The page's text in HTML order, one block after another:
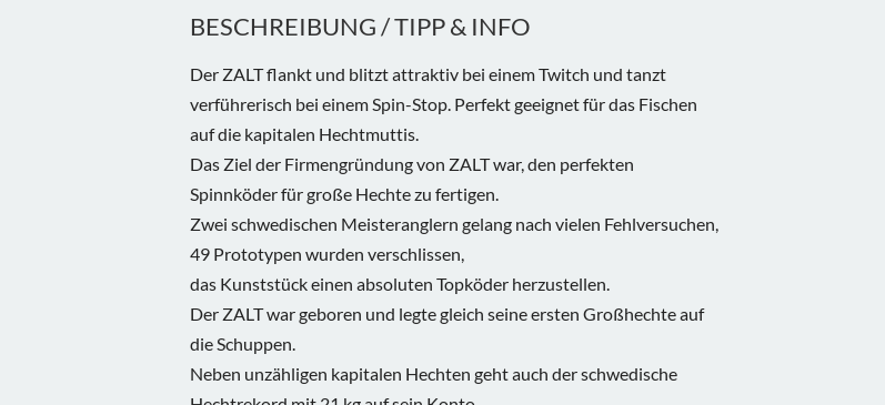
BESCHREIBUNG / TIPP & INFO
Der ZALT flankt und blitzt attraktiv bei einem Twitch und tanzt
verführerisch bei einem Spin-Stop. Perfekt geeignet für das Fischen
auf die kapitalen Hechtmuttis.
Das Ziel der Firmengründung von ZALT war, den perfekten
Spinnköder für große Hechte zu fertigen.
Zwei schwedischen Meisteranglern gelang nach vielen Fehlversuchen,
49 Prototypen wurden verschlissen,
das Kunststück einen absoluten Topköder herzustellen.
Der ZALT war geboren und legte gleich seine ersten Großhechte auf
die Schuppen.
Neben unzähligen kapitalen Hechten geht auch der schwedische